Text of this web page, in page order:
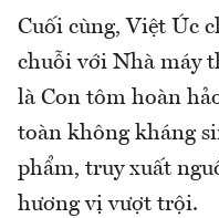
Cuối cùng, Việt Úc
chuỗi với Nhà máy
là Con tôm hoàn
toàn không kháng
phẩm, truy xuất
hương vị vượt trội.